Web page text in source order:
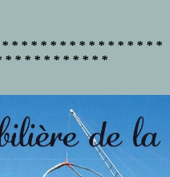
* * * * * * * * * * * * * * * *
* * * * * * * * * * *